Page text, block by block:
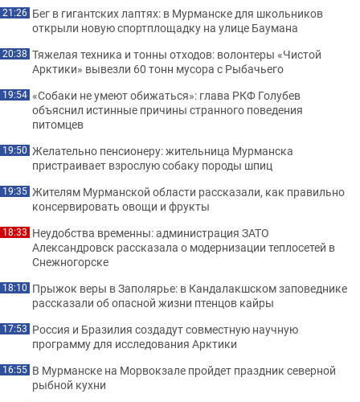
21:26 Бег в гигантских лаптях: в Мурманске для школьников
открыли новую спортплощадку на улице Баумана
20:38 Тяжелая техника и тонны отходов: волонтеры «Чистой
Арктики» вывезли 60 тонн мусора с Рыбачьего
19:54 «Собаки не умеют обижаться»: глава РКФ Голубев
объяснил истинные причины странного поведения
питомцев
19:50 Желательно пенсионеру: жительница Мурманска
пристраивает взрослую собаку породы шпиц
19:35 Жителям Мурманской области рассказали, как правильно
консервировать овощи и фрукты
18:33 Неудобства временны: администрация ЗАТО
Александровск рассказала о модернизации теплосетей в
Снежногорске
18:10 Прыжок веры в Заполярье: в Кандалакшском заповеднике
рассказали об опасной жизни птенцов кайры
17:53 Россия и Бразилия создадут совместную научную
программу для исследования Арктики
16:55 В Мурманске на Морвокзале пройдет праздник северной
рыбной кухни